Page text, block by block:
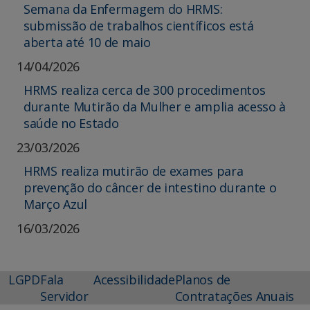
Semana da Enfermagem do HRMS:
submissão de trabalhos científicos está
aberta até 10 de maio
14/04/2026
HRMS realiza cerca de 300 procedimentos
durante Mutirão da Mulher e amplia acesso à
saúde no Estado
23/03/2026
HRMS realiza mutirão de exames para
prevenção do câncer de intestino durante o
Março Azul
16/03/2026
LGPDFala
Servidor
AcessibilidadePlanos de
Contratações Anuais